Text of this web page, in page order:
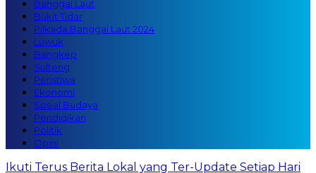
Banggai Laut
Bukit Tidar
Pilkada Banggai Laut 2024
Luwuk
Bangkep
Sulteng
Peristiwa
Ekonomi
Sosial Budaya
Pendidikan
Politik
Opini
Ikuti Terus Berita Lokal yang Ter-Update Setiap Hari